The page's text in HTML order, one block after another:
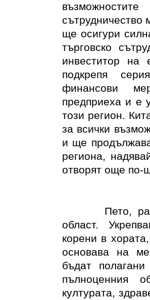
сътрудничество
ще осигури
търговско
инвеститор на
подкрепя
финансови
предприеха и е
този регион.
за всички
и ще
региона,
отворят още по-
Пето,
област.
корени в
основава на
бъдат
пълноценния
културата,